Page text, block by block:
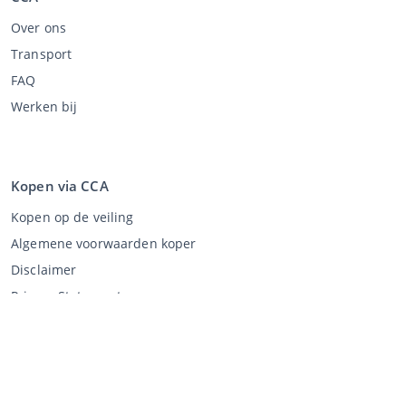
Over ons
Transport
FAQ
Werken bij
Kopen via CCA
Kopen op de veiling
Algemene voorwaarden koper
Disclaimer
Privacy Statement